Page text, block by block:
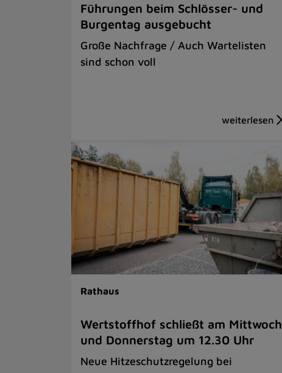
Führungen beim Schlösser- und
Burgentag ausgebucht
Große Nachfrage / Auch Wartelisten
sind schon voll
Rathaus
Wertstoffhof schließt am Mittwoch
und Donnerstag um 12.30 Uhr
Neue Hitzeschutzregelung bei